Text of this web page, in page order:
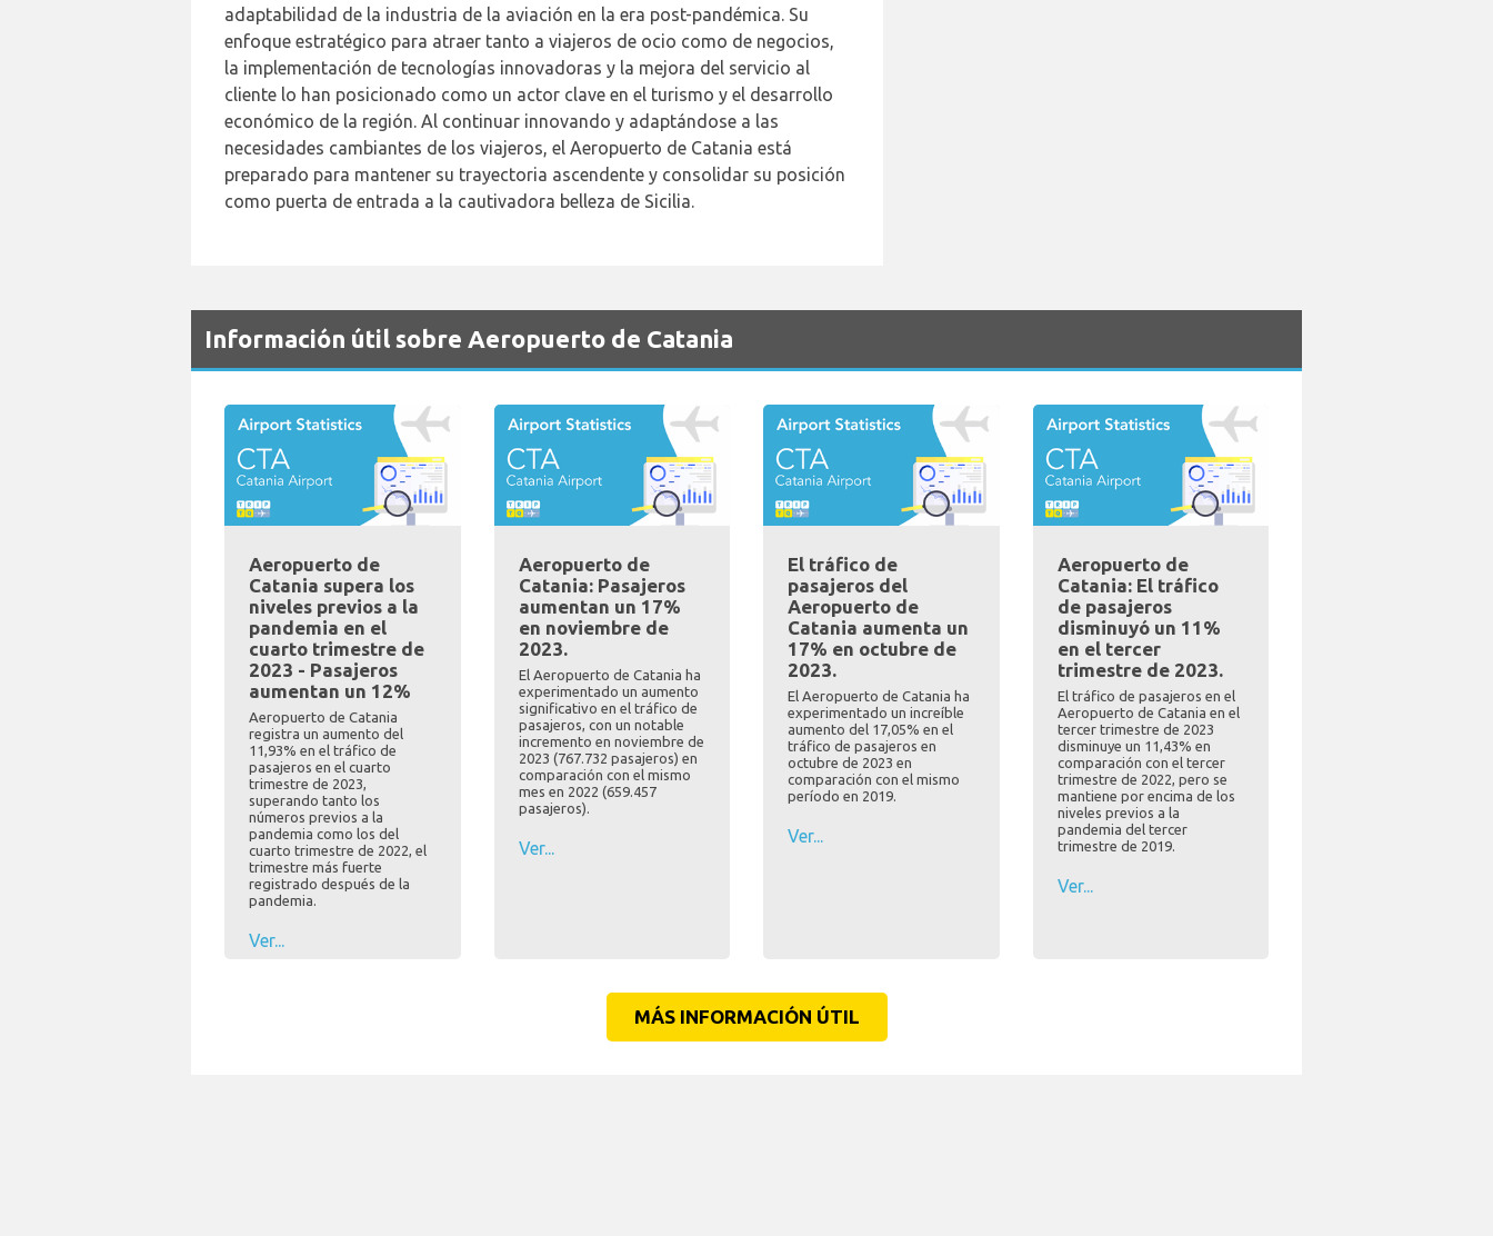
adaptabilidad de la industria de la aviación en la era post-pandémica. Su
enfoque estratégico para atraer tanto a viajeros de ocio como de negocios,
la implementación de tecnologías innovadoras y la mejora del servicio al
cliente lo han posicionado como un actor clave en el turismo y el desarrollo
económico de la región. Al continuar innovando y adaptándose a las
necesidades cambiantes de los viajeros, el Aeropuerto de Catania está
preparado para mantener su trayectoria ascendente y consolidar su posición
como puerta de entrada a la cautivadora belleza de Sicilia.
Información útil sobre Aeropuerto de Catania
Aeropuerto de
Catania supera los
niveles previos a la
pandemia en el
cuarto trimestre de
2023 - Pasajeros
aumentan un 12%
Aeropuerto de Catania
registra un aumento del
11,93% en el tráfico de
pasajeros en el cuarto
trimestre de 2023,
superando tanto los
números previos a la
pandemia como los del
cuarto trimestre de 2022, el
trimestre más fuerte
registrado después de la
pandemia.
Ver...
Aeropuerto de
Catania: Pasajeros
aumentan un 17%
en noviembre de
2023.
El Aeropuerto de Catania ha
experimentado un aumento
significativo en el tráfico de
pasajeros, con un notable
incremento en noviembre de
2023 (767.732 pasajeros) en
comparación con el mismo
mes en 2022 (659.457
pasajeros).
Ver...
El tráfico de
pasajeros del
Aeropuerto de
Catania aumenta un
17% en octubre de
2023.
El Aeropuerto de Catania ha
experimentado un increíble
aumento del 17,05% en el
tráfico de pasajeros en
octubre de 2023 en
comparación con el mismo
período en 2019.
Ver...
Aeropuerto de
Catania: El tráfico
de pasajeros
disminuyó un 11%
en el tercer
trimestre de 2023.
El tráfico de pasajeros en el
Aeropuerto de Catania en el
tercer trimestre de 2023
disminuye un 11,43% en
comparación con el tercer
trimestre de 2022, pero se
mantiene por encima de los
niveles previos a la
pandemia del tercer
trimestre de 2019.
Ver...
MÁS INFORMACIÓN ÚTIL